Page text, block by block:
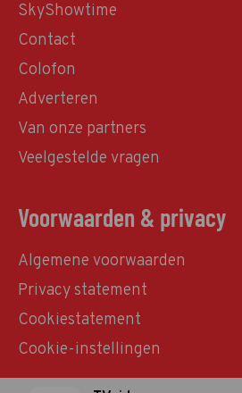
SkyShowtime
Contact
Colofon
Adverteren
Van onze partners
Veelgestelde vragen
Voorwaarden & privacy
Algemene voorwaarden
Privacy statement
Cookiestatement
Cookie-instellingen